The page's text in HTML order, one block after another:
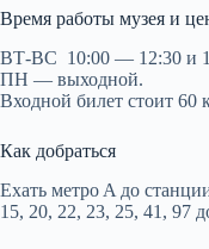
Время работы музея и
ВТ-ВС 10:00 — 12:30 и
ПН — выходной.
Входной билет стоит 60
Как добраться
Ехать мeтрo A до
15, 20, 22, 23, 25, 41, 97